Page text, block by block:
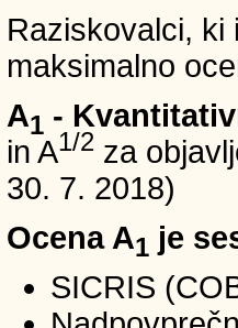
Raziskovalci, ki
maksimalno
A1 -
in A1/2 za
30. 7. 2018)
Ocena A1 je
SICRIS